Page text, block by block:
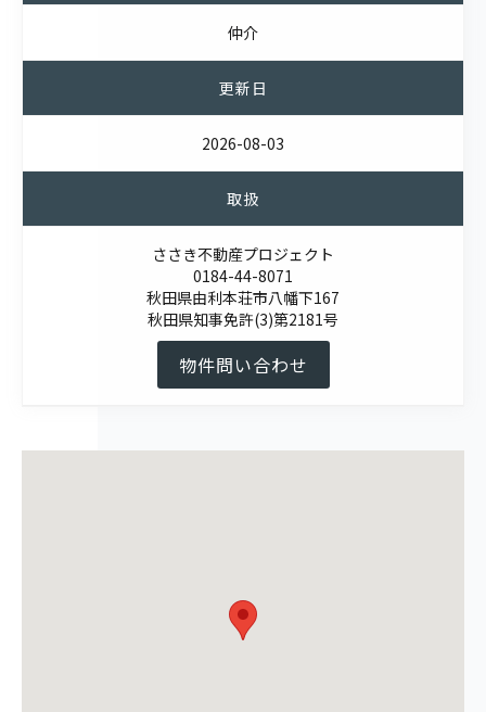
仲介
更新日
2026-08-03
取扱
ささき不動産プロジェクト
0184-44-8071
秋田県由利本荘市八幡下167
秋田県知事免許(3)第2181号
物件問い合わせ